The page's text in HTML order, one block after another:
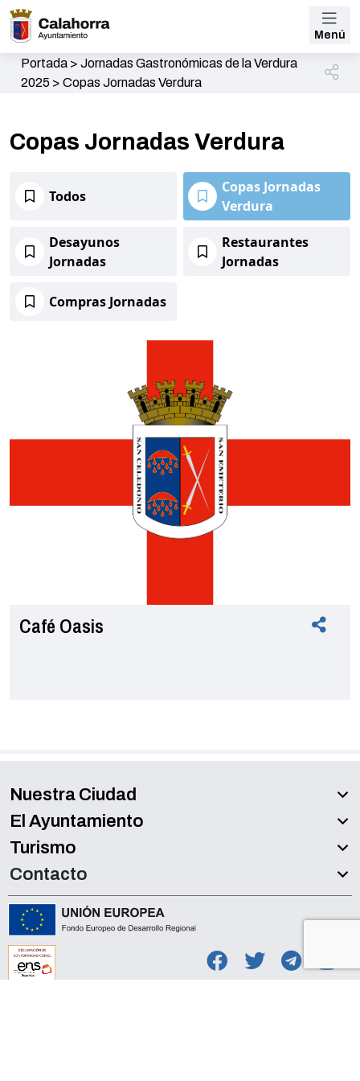
Menú
Portada> Jornadas Gastronómicas de la Verdura
2025 > Copas Jornadas Verdura
Copas Jornadas Verdura
Todos
Copas Jornadas
Verdura
Desayunos
Jornadas
Restaurantes
Jornadas
Compras Jornadas
Café Oasis
Nuestra Ciudad
El Ayuntamiento
Turismo
Contacto